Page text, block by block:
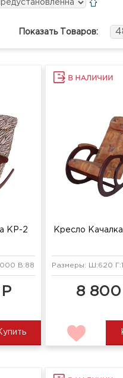
Показать Товаров:
КР-2
В:880 мм
Кресло
Размеры: Ш:620
8 800